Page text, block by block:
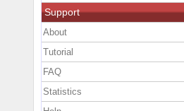
Support
About
Tutorial
FAQ
Statistics